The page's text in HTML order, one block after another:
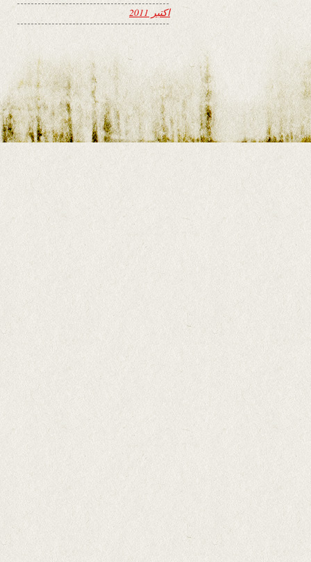
اکتبر 2011